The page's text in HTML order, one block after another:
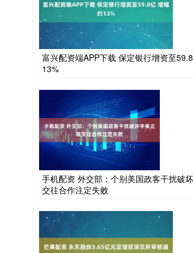
富兴配资端APP下载 保定银行增资至
13%
手机配资 外交部：个别美国政客干扰破
交往合作注定失败